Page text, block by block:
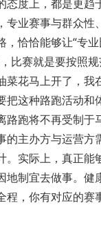
度上，都是更趋
专业赛事与群众
恰恰能够让“专
比赛就是要按照
菜花马上开了，
这种路跑活动和
跑将不再受制于
主办方与运营方
。实际上，真正
地制宜去做事。
程，你有对应的